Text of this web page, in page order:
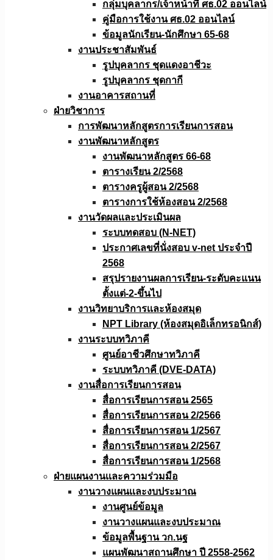
กลุ่มบุคลากร/เจ้าหน้าที่ ศธ.02 ออนไลน์
คู่มือการใช้งาน ศธ.02 ออนไลน์
ข้อมูลนักเรียน-นักศึกษา 65-68
งานประชาสัมพันธ์
รูปบุคลากร ชุดแดงอาชีวะ
รูปบุคลากร ชุดกากี
งานอาคารสถานที่
ฝ่ายวิชาการ
การพัฒนาหลักสูตรการเรียนการสอน
งานพัฒนาหลักสูตร
งานพัฒนาหลักสูตร 66-68
ตารางเรียน 2/2568
ตารางครูผู้สอน 2/2568
ตารางการใช้ห้องสอน 2/2568
งานวัดผลเเละประเมินผล
ระบบทดสอบ (N-NET)
ประกาศเลขที่นั่งสอบ v-net ประจำปี
2568
สรุปรายงานผลการเรียน-ระดับคะแนน
ตั้งแต่-2-ขึ้นไป
งานวิทยาบริการเเละห้องสมุด
NPT Library (ห้องสมุดอิเล็กทรอนิกส์)
งานระบบทวิภาคี
ศูนย์อาชีวศึกษาทวิภาคี
ระบบทวิภาคี (DVE-DATA)
งานสื่อการเรียนการสอน
สื่อการเรียนการสอน 2565
สื่อการเรียนการสอน 2/2566
สื่อการเรียนการสอน 1/2567
สื่อการเรียนการสอน 2/2567
สื่อการเรียนการสอน 1/2568
ฝ่ายแผนงานเเละความร่วมมือ
งานวางแผนเเละงบประมาณ
งานศูนย์ข้อมูล
งานวางแผนและงบประมาณ
ข้อมูลพื้นฐาน วก.นฐ
แผนพัฒนาสถานศึกษา ปี 2558-2562